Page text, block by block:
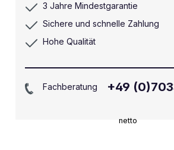
netto
3 Jahre Mindestgarantie
Sichere und schnelle Zahlung
Hohe Qualität
Fachberatung +49